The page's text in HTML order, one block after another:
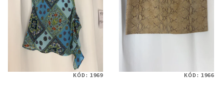
u
KÓD: 1969 KÓD: 1966